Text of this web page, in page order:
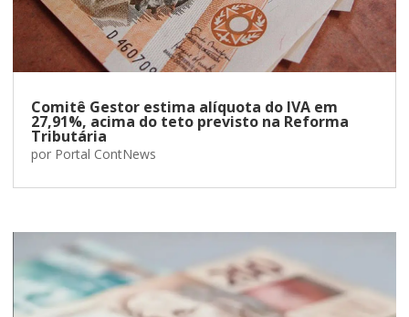
Comitê Gestor estima alíquota do IVA em
27,91%, acima do teto previsto na Reforma
Tributária
por Portal ContNews